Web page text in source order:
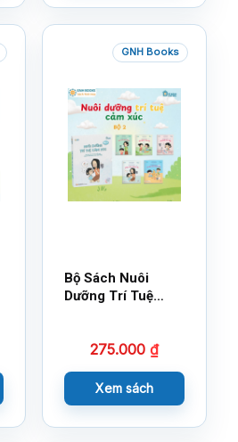
GNH Books
Bộ Sách Nuôi
Dưỡng Trí Tuệ
275.000 ₫
Xem sách